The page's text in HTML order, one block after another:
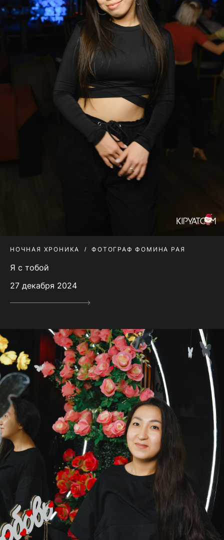
НОЧНАЯ ХРОНИКА ФОТОГРАФ ФОМИНА РАЯ
Я с тобой
27 декабря 2024